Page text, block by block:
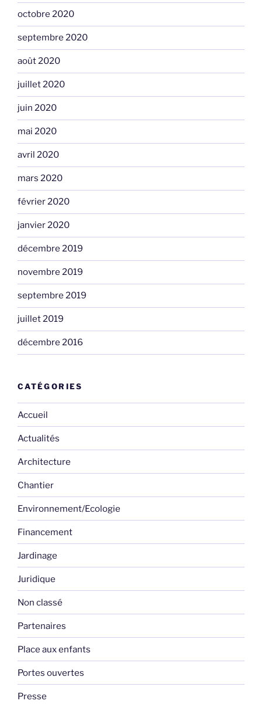
octobre 2020
septembre 2020
août 2020
juillet 2020
juin 2020
mai 2020
avril 2020
mars 2020
février 2020
janvier 2020
décembre 2019
novembre 2019
septembre 2019
juillet 2019
décembre 2016
CATÉGORIES
Accueil
Actualités
Architecture
Chantier
Environnement/Ecologie
Financement
Jardinage
Juridique
Non classé
Partenaires
Place aux enfants
Portes ouvertes
Presse